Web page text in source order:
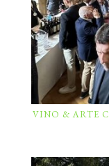
VINO & ARTE